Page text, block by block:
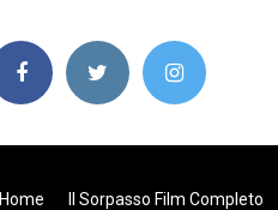
Home Il Sorpasso Film Completo